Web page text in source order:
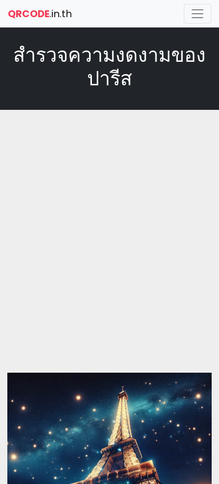
QRCODE.in.th
สำรวจความงดงามของ
ปารีส